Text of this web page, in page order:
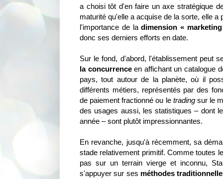
a choisi tôt d'en faire un axe stratégique
maturité qu'elle a acquise de la sorte, elle
l'importance de ladimension «
donc ses derniers efforts en date.
Sur le fond, d'abord, l'établissement peut
la concurrenceen affichant un catalogue
pays, tout autour de la planète, où il
différents métiers, représentés par des
de paiement fractionné ou le tradingsur le
des usages aussi, les statistiques – dont
année – sont plutôt impressionnantes.
En revanche, jusqu'à récemment, sa
stade relativement primitif. Comme toutes
pas sur un terrain vierge et inconnu,
s'appuyer sur ses méthodes